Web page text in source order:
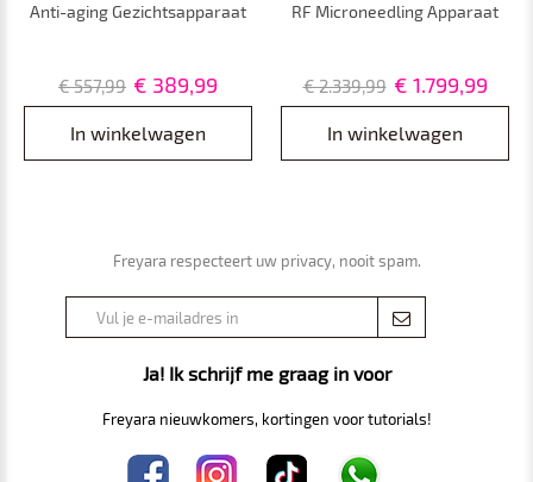
Anti-aging Gezichtsapparaat
Huidverstrakking, Rimpels en
Glow
€ 557,99 € 389,99
In winkelwagen
RF Microneedling Apparaat
Poriën, Acne-littekens,
Huidverstrakking en
Rimpelvermindering
€ 2.339,99 € 1.799,99
In winkelwagen
Freyara respecteert uw privacy, nooit spam.
Ja! Ik schrijf me graag in voor
Freyara nieuwkomers, kortingen voor tutorials!